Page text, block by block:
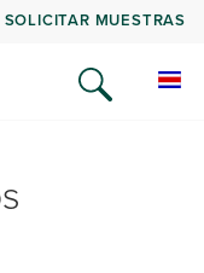
SOLICITAR MUESTRAS